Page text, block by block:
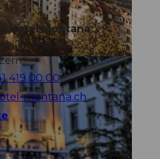
Hotel Montana
22
419 00 00
montana.ch